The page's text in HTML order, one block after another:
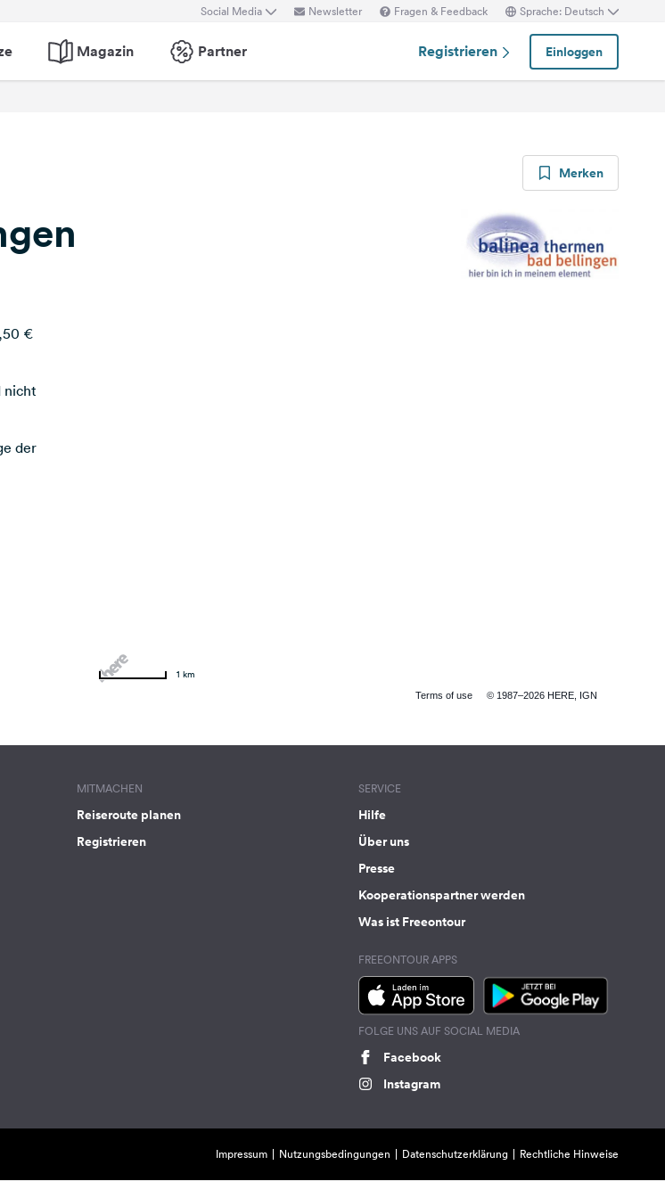
Social Media Newsletter Fragen & Feedback Sprache: Deutsch
Magazin Partner Registrieren Einloggen
Merken
€
nicht
der
Terms of use © 1987–2026 HERE, IGN
1 km
MITMACHEN
Reiseroute planen
Registrieren
SERVICE
Hilfe
Über uns
Presse
Kooperationspartner werden
Was ist Freeontour
FREEONTOUR APPS
FOLGE UNS AUF SOCIAL MEDIA
Facebook
Instagram
Impressum Nutzungsbedingungen Datenschutzerklärung Rechtliche Hinweise